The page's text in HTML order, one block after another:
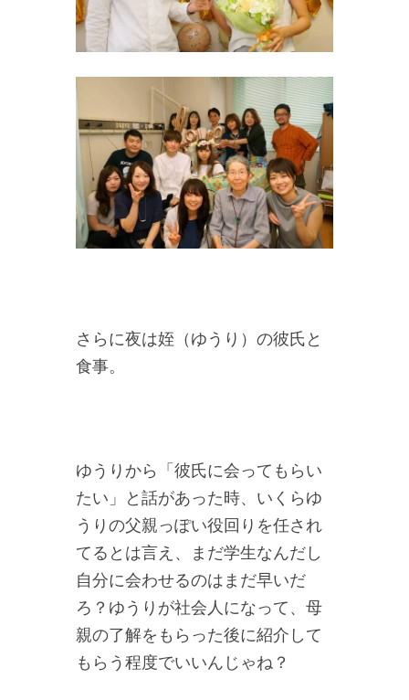
さらに夜は姪（ゆうり）の彼氏と
食事。
ゆうりから「彼氏に会ってもらい
たい」と話があった時、いくらゆ
うりの父親っぽい役回りを任され
てるとは言え、まだ学生なんだし
自分に会わせるのはまだ早いだ
ろ？ゆうりが社会人になって、母
親の了解をもらった後に紹介して
もらう程度でいいんじゃね？